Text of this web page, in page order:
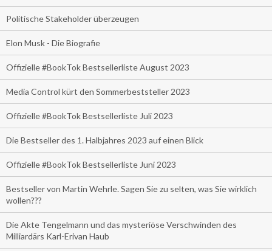
Politische Stakeholder überzeugen
Elon Musk - Die Biografie
Offizielle #BookTok Bestsellerliste August 2023
Media Control kürt den Sommerbeststeller 2023
Offizielle #BookTok Bestsellerliste Juli 2023
Die Bestseller des 1. Halbjahres 2023 auf einen Blick
Offizielle #BookTok Bestsellerliste Juni 2023
Bestseller von Martin Wehrle. Sagen Sie zu selten, was Sie wirklich
wollen???
Die Akte Tengelmann und das mysteriöse Verschwinden des
Milliardärs Karl-Erivan Haub